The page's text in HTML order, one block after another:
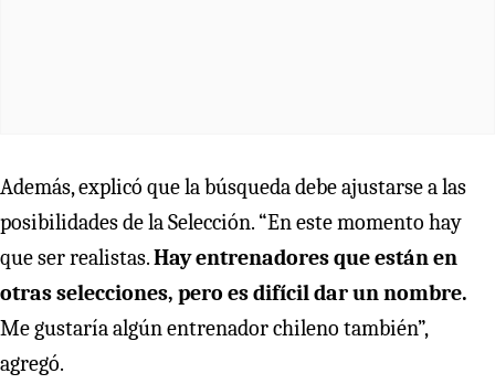
Además, explicó que la búsqueda debe ajustarse a las
posibilidades de la Selección. “En este momento hay
que ser realistas.Hay entrenadores que están en
otras selecciones, pero es difícil dar un nombre.
Me gustaría algún entrenador chileno también”,
agregó.